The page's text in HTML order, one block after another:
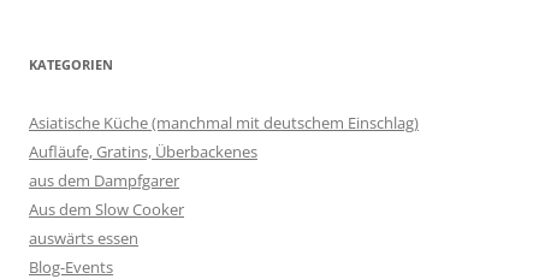
KATEGORIEN
Asiatische Küche (manchmal mit deutschem Einschlag)
Aufläufe, Gratins, Überbackenes
aus dem Dampfgarer
Aus dem Slow Cooker
auswärts essen
Blog-Events